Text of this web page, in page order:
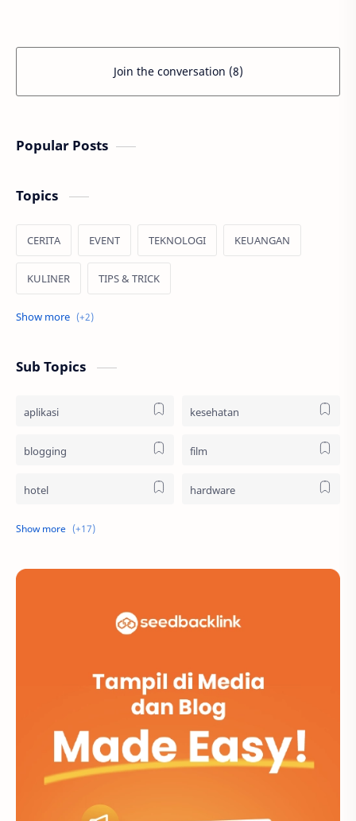
Join the conversation (8)
Popular Posts
Topics
CERITA EVENT TEKNOLOGI KEUANGAN
KULINER TIPS & TRICK
JALAN JALAN
Sub Topics
aplikasi kesehatan
blogging film
hotel hardware
pendidikan
destinasi logistik
bisnis
olahraga
parenting